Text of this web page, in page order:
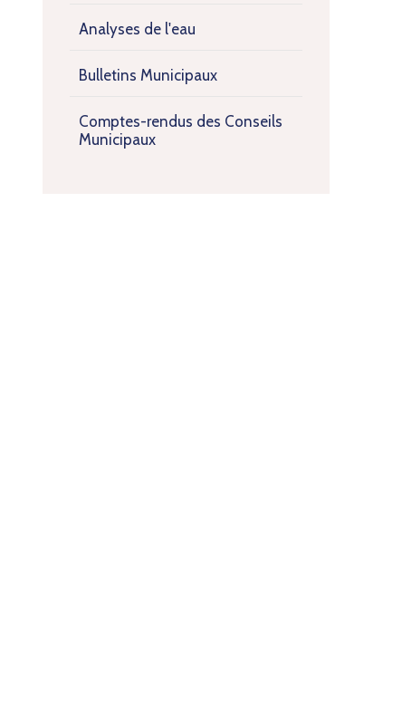
Analyses de l'eau
Bulletins Municipaux
Comptes-rendus des Conseils
Municipaux